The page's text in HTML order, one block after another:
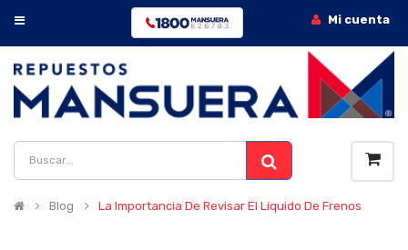
Mi cuenta
Blog La Importancia De Revisar El Líquido De Frenos